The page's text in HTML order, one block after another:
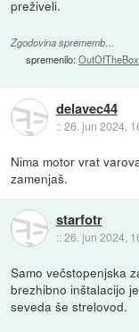
preživeli.
Zgodovina sprememb…
spremenilo:OutOfTheBox
delavec44
::26. jun 2024,
Nima motor vrat
zamenjaš.
starfotr
::26. jun 2024,
Samo večstopenjska
brezhibno inštalacijo
seveda še strelovod.